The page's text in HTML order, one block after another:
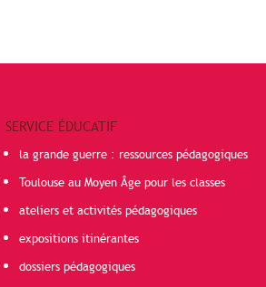
SERVICE ÉDUCATIF
la grande guerre : ressources pédagogiques
Toulouse au Moyen Âge pour les classes
ateliers et activités pédagogiques
expositions itinérantes
dossiers pédagogiques